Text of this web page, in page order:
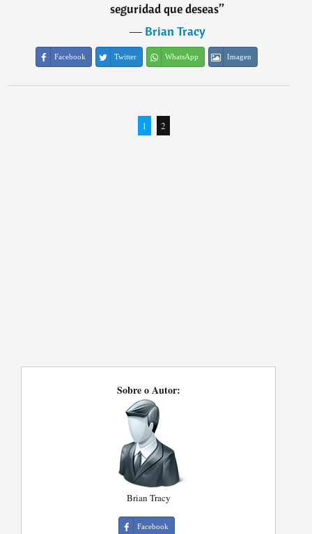
seguridad que deseas”
―Brian Tracy
Facebook Twitter WhatsApp Imagen
1 2
Sobre o Autor:
Brian Tracy
Facebook